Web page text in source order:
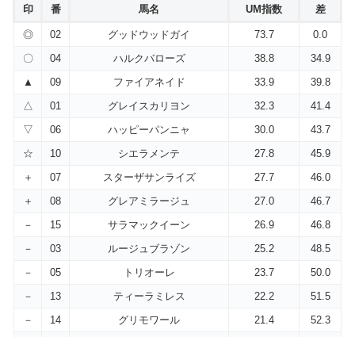
印 番 馬名 UM指数 差
◎ 02 グッドウッドガイ 73.7
0.0
〇
04 ハルクバローズ 38.8
34.9
▲
09 ファイアネイド 33.9
39.8
△
01 グレイスカリヨン 32.3
41.4
▽
06 ハッピーパンニャ 30.0
43.7
☆
10 シエラメンテ 27.8
45.9
＋
07 スターザサンライズ 27.7
46.0
＋
08 グレアミラージュ 27.0
46.7
－
15 サラマックイーン 26.9
46.8
－
03 ルージュブラゾン 25.2
48.5
－
05 トリオーレ 23.7
50.0
－
13 ティーラミレス 22.2
51.5
－
14 グリモワール 21.4
52.3